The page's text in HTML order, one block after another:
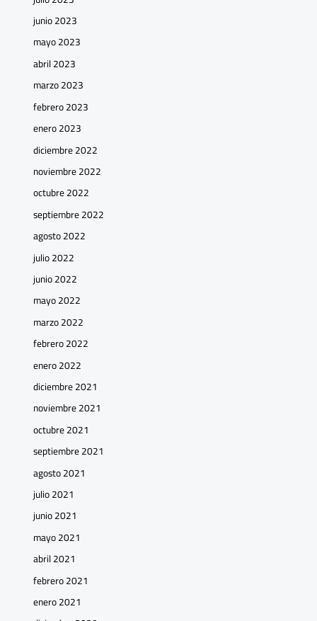
junio 2023
mayo 2023
abril 2023
marzo 2023
febrero 2023
enero 2023
diciembre 2022
noviembre 2022
octubre 2022
septiembre 2022
agosto 2022
julio 2022
junio 2022
mayo 2022
marzo 2022
febrero 2022
enero 2022
diciembre 2021
noviembre 2021
octubre 2021
septiembre 2021
agosto 2021
julio 2021
junio 2021
mayo 2021
abril 2021
febrero 2021
enero 2021